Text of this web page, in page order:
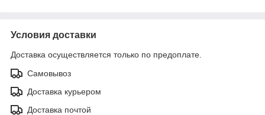
Условия доставки
Доставка осуществляется только по предоплате.
Самовывоз
Доставка курьером
Доставка почтой